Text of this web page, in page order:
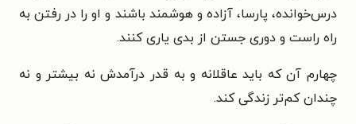
درس‌خوانده، پارسا، آزاده و هوشمند باشند و او را در رفتن به
راه راست و دوری جستن از بدی یاری کنند.
چهارم آن که باید عاقلانه و به قدر درآمدش نه بیشتر و نه
چندان کم‌تر زندگی کند.